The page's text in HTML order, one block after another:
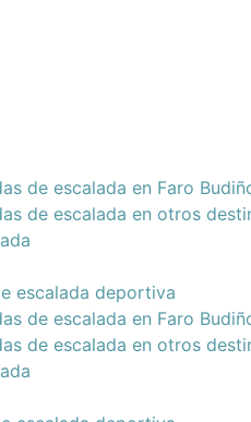
de escalada en Faro
de escalada en otros
escalada deportiva
de escalada en Faro
de escalada en otros